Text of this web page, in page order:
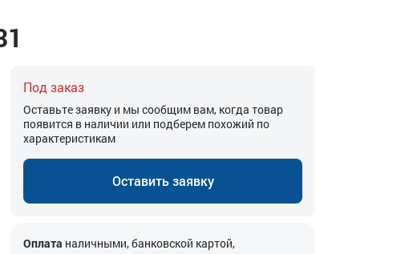
Под заказ
Оставьте заявку и мы сообщим вам, когда товар
появится в наличии или подберем похожий по
характеристикам
Оставить заявку
Оплата наличными, банковской картой,